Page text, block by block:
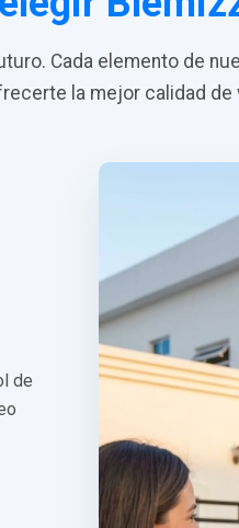
Cada elemento de
la mejor calidad de
de